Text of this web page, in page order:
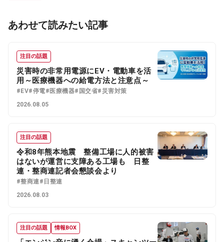
あわせて読みたい記事
注目の話題
災害時の非常用電源にEV・電動車を活
用～医療機器への給電方法と注意点～
#EV#停電#医療機器#国交省#災害対策
2026.08.05
注目の話題
令和8年熊本地震 整備工場に人的被害
はないが運営に支障ある工場も 日整
連・整商連記者会懇談会より
#整商連#日整連
2026.08.03
注目の話題 情報BOX